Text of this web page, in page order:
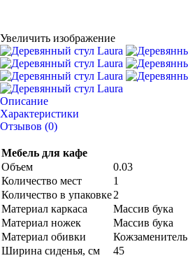
Увеличить изображение
Описание
Характеристики
Отзывов (0)
Мебель для кафе
Объем
0.03
Количество мест
1
Количество в упаковке2
Материал каркаса
Массив бука
Материал ножек
Массив бука
Материал обивки
Кожзаменитель
Ширина сиденья, см
45